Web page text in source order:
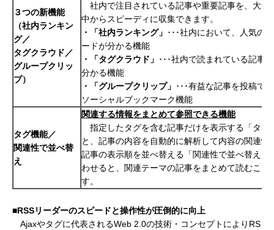
３つの新機能
（社内ランキン
グ／
タグクラウド／
グループクリッ
プ）
社内で注目されている記事や重要記事を、大量
中からスピーディに収集できます。
・「社内ランキング」 ･･･社内において、人気の
ードが分かる機能
・「タグクラウド」 ･･･社内で読まれている記事
分かる機能
・「グループクリップ」 ･･･有益な記事を投稿で
ソーシャルブックマーク機能
タグ機能／
関連性で並べ替
え
関連する情報をまとめて参照できる機能
指定したタグを含む記事だけを表示する「タグ
と、記事の内容を自動的に解析して内容の関連性
記事の表示順を並べ替える「関連性で並べ替え」
わせると、関連テーマの記事をまとめて読むこと
す。
■RSSリーダーのスピードと操作性が圧倒的に向上
Ajaxやタグに代表されるWeb 2.0の技術・コンセプトによりRS